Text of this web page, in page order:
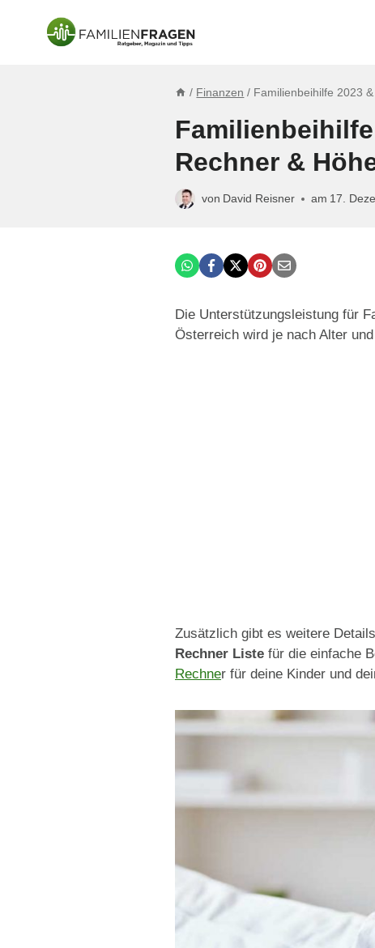
/ Finanzen / Familienbeihilfe 2023
Rechner &
von David Reisner am 17.
Die Unterstützungsleistung für
Österreich wird je nach Alter
Zusätzlich gibt es weitere
Rechner Liste für die einfache
Rechner für deine Kinder und